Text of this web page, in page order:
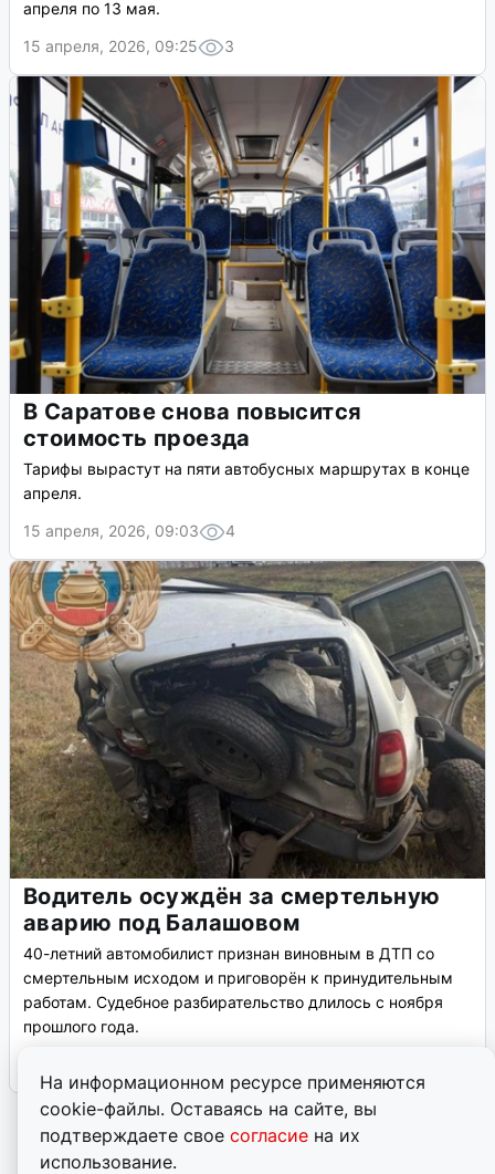
На информационном ресурсе применяются
cookie-файлы. Оставаясь на сайте, вы
подтверждаете свое согласие на их
использование.
апреля по 13 мая.
15 апреля, 2026, 09:25
3
В Саратове снова повысится
стоимость проезда
Тарифы вырастут на пяти автобусных маршрутах в конце
апреля.
15 апреля, 2026, 09:03
4
Водитель осуждён за смертельную
аварию под Балашовом
40-летний автомобилист признан виновным в ДТП со
смертельным исходом и приговорён к принудительным
работам. Судебное разбирательство длилось с ноября
прошлого года.
1 2 →